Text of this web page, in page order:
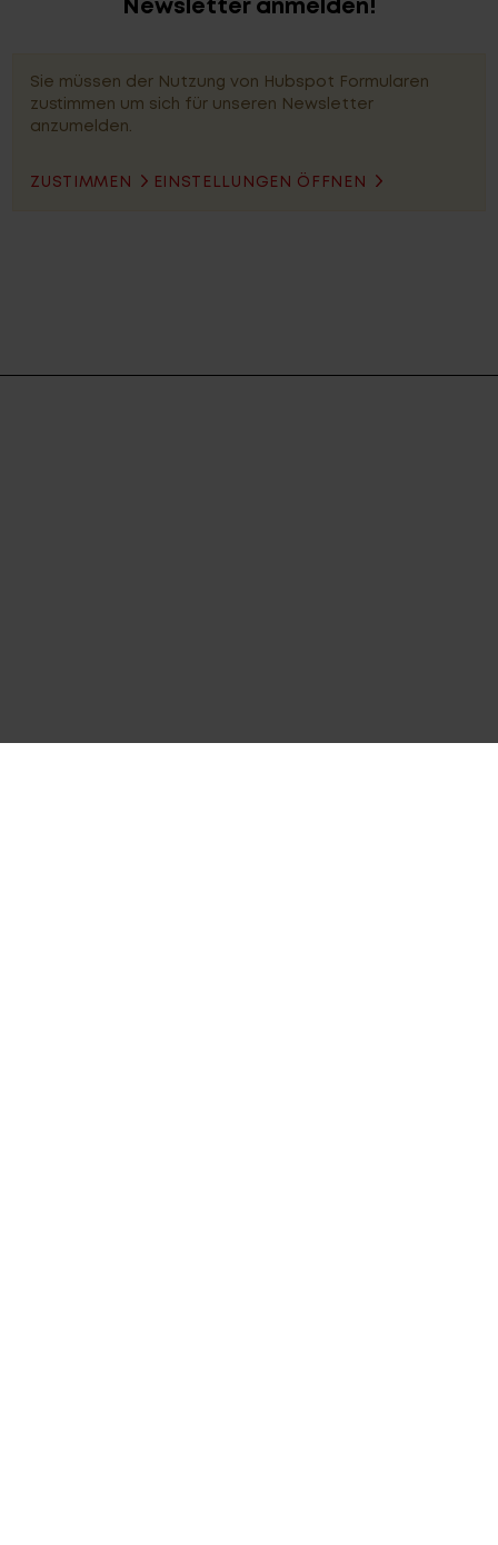
Newsletter anmelden!
Sie müssen der Nutzung von Hubspot Formularen
zustimmen um sich für unseren Newsletter
anzumelden.
ZUSTIMMEN EINSTELLUNGEN ÖFFNEN